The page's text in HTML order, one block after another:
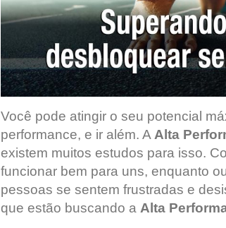
Você pode atingir o seu potencial
performance, e ir além. A Alta
existem muitos estudos para isso.
funcionar bem para uns, enquanto
pessoas se sentem frustradas e
que estão buscando a Alta